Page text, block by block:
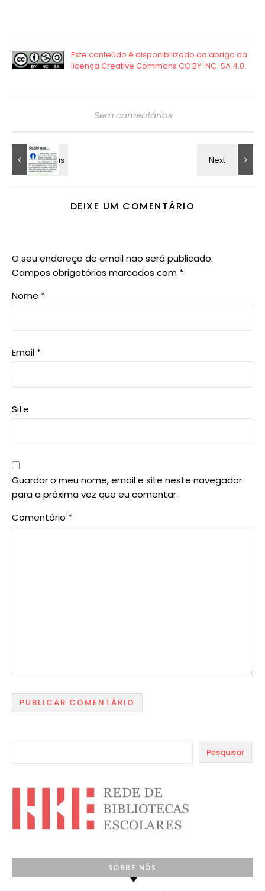
Sem comentários
DEIXE UM COMENTÁRIO
O seu endereço de email não será publicado.
Campos obrigatórios marcados com *
Nome *
Email *
Site
Guardar o meu nome, email e site neste navegador
para a próxima vez que eu comentar.
Comentário *
Pesquisar
SOBRE NÓS